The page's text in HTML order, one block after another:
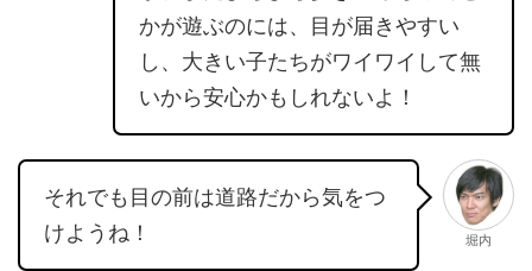
かが遊ぶのには、目が届きやすい
し、大きい子たちがワイワイして無
いから安心かもしれないよ！
それでも目の前は道路だから気をつ
けようね！
堀内